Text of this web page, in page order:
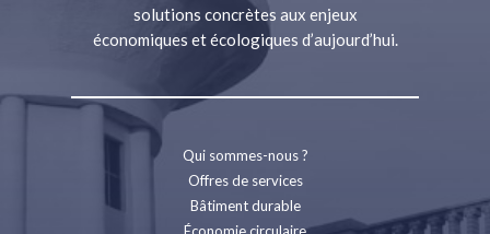
solutions concrètes aux enjeux
économiques et écologiques d’aujourd’hui.
Qui sommes-nous ?
Offres de services
Bâtiment durable